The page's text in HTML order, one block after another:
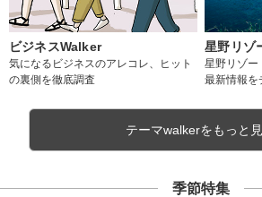
ビジネスWalker
気になるビジネスのアレコレ、ヒット
の裏側を徹底調査
星野リゾ
星野リゾー
最新情報を
テーマwalkerをもっと
季節特集